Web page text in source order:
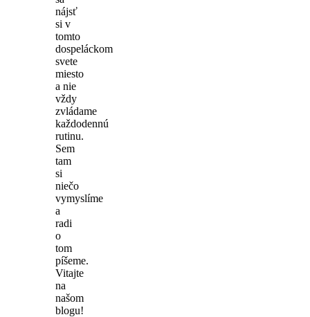
nájsť
si v
tomto
dospeláckom
svete
miesto
a nie
vždy
zvládame
každodennú
rutinu.
Sem
tam
si
niečo
vymyslíme
a
radi
o
tom
píšeme.
Vitajte
na
našom
blogu!